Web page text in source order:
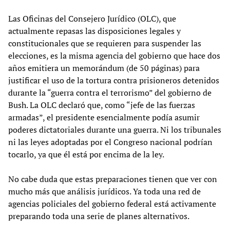
Las Oficinas del Consejero Jurídico (OLC), que
actualmente repasas las disposiciones legales y
constitucionales que se requieren para suspender las
elecciones, es la misma agencia del gobierno que hace dos
años emitiera un memorándum (de 50 páginas) para
justificar el uso de la tortura contra prisioneros detenidos
durante la “guerra contra el terrorismo” del gobierno de
Bush. La OLC declaró que, como “jefe de las fuerzas
armadas”, el presidente esencialmente podía asumir
poderes dictatoriales durante una guerra. Ni los tribunales
ni las leyes adoptadas por el Congreso nacional podrían
tocarlo, ya que él está por encima de la ley.
No cabe duda que estas preparaciones tienen que ver con
mucho más que análisis jurídicos. Ya toda una red de
agencias policiales del gobierno federal está activamente
preparando toda una serie de planes alternativos.